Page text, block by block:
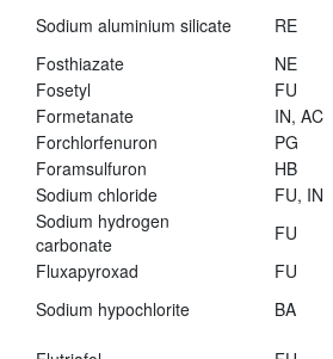
Sodium aluminium silicate
RE
Fosthiazate
NE
Fosetyl
FU
Formetanate
IN, AC
Forchlorfenuron
PG
Foramsulfuron
HB
Sodium chloride
FU, IN
Sodium hydrogen
carbonate
FU
Fluxapyroxad
FU
Sodium hypochlorite
BA